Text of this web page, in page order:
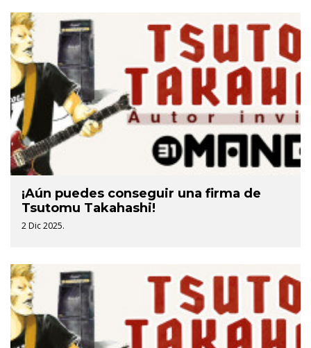
¡Aún puedes conseguir una firma de
Tsutomu Takahashi!
2 Dic 2025.